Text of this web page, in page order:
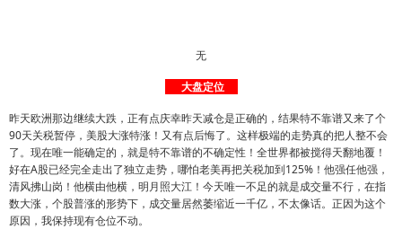
无
大盘定位
昨天欧洲那边继续大跌，正有点庆幸昨天减仓是正确的，结果特不靠谱又来了个
90天关税暂停，美股大涨特涨！又有点后悔了。这样极端的走势真的把人整不会
了。现在唯一能确定的，就是特不靠谱的不确定性！全世界都被搅得天翻地覆！
好在A股已经完全走出了独立走势，哪怕老美再把关税加到125%！他强任他强，
清风拂山岗！他横由他横，明月照大江！今天唯一不足的就是成交量不行，在指
数大涨，个股普涨的形势下，成交量居然萎缩近一千亿，不太像话。正因为这个
原因，我保持现有仓位不动。